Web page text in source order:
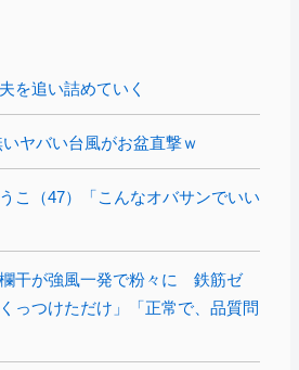
を追い詰めていく
いヤバい台風がお盆直撃ｗ
こ（47）「こんなオバサンでいい
欄干が強風一発で粉々に 鉄筋ゼ
っつけただけ」「正常で、品質問